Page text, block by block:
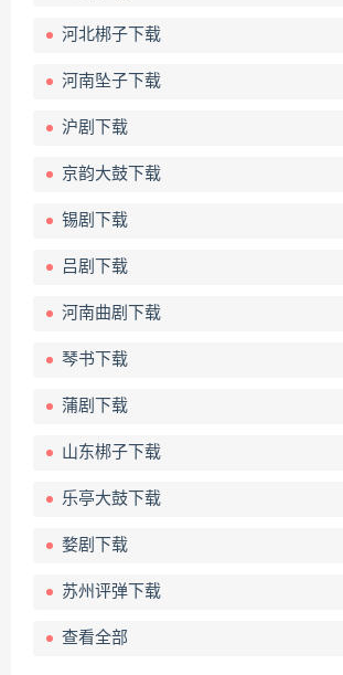
河北梆子下载
河南坠子下载
沪剧下载
京韵大鼓下载
锡剧下载
吕剧下载
河南曲剧下载
琴书下载
蒲剧下载
山东梆子下载
乐亭大鼓下载
婺剧下载
苏州评弹下载
查看全部